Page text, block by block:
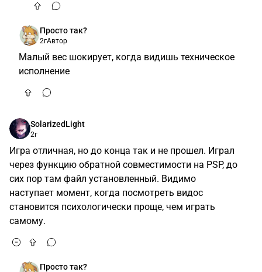
Просто так?
2гАвтор
Малый вес шокирует, когда видишь техническое
исполнение
SolarizedLight
2г
Игра отличная, но до конца так и не прошел. Играл
через функцию обратной совместимости на PSP, до
сих пор там файл установленный. Видимо
наступает момент, когда посмотреть видос
становится психологически проще, чем играть
самому.
Просто так?